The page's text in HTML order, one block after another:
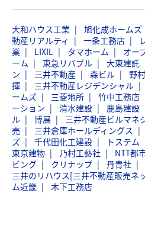
大和ハウス工業 旭化成ホームズ
動産リアルティ
一条工務店
業
LIXIL タマホーム オー
ーム
東急リバブル 大東建託
ン
三井不動産 森ビル 野
揮
三井不動産レジデンシャル
ームズ
三菱地所 竹中工務店
ーション
清水建設 鹿島建設
ル
博展 三井不動産ビルマネ
売
三井倉庫ホールディングス
ズ
千代田化工建設 トステム
東京建物
乃村工藝社 NTT都
ビング
クリナップ 丹青社
三井のリハウス[三井不動産販売ネ
ム近畿
木下工務店